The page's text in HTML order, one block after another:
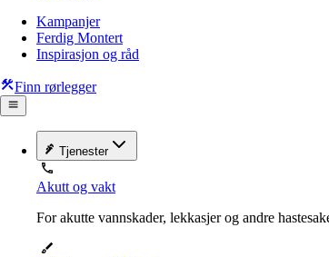
Kampanjer
Ferdig Montert
Inspirasjon og råd
Finn rørlegger
Tjenester
Akutt og vakt
For akutte vannskader, lekkasjer og andre